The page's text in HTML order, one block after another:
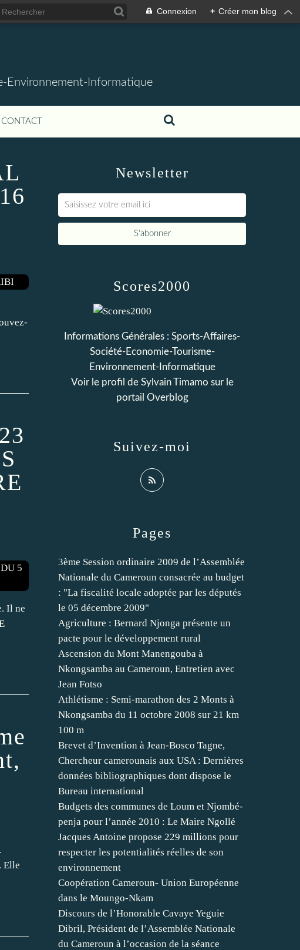
Connexion + Créer mon blog
Environnement-Informatique
CONTACT
Il ne
Elle
Newsletter
Pages
3ème Session ordinaire 2009 de l’Assemblée
Nationale du Cameroun consacrée au budget
: "La fiscalité locale adoptée par les députés
le 05 décembre 2009"
Agriculture : Bernard Njonga présente un
pacte pour le développement rural
Ascension du Mont Manengouba à
Nkongsamba au Cameroun, Entretien avec
Jean Fotso
Athlétisme : Semi-marathon des 2 Monts à
Nkongsamba du 11 octobre 2008 sur 21 km
100 m
Brevet d’Invention à Jean-Bosco Tagne,
Chercheur camerounais aux USA : Dernières
données bibliographiques dont dispose le
Bureau international
Budgets des communes de Loum et Njombé-
penja pour l’année 2010 : Le Maire Ngollé
Jacques Antoine propose 229 millions pour
respecter les potentialités réelles de son
environnement
Coopération Cameroun- Union Européenne
dans le Moungo-Nkam
Discours de l’Honorable Cavaye Yeguie
Dibril, Président de l’Assemblée Nationale
du Cameroun à l’occasion de la séance
Scores2000
Informations Générales : Sports-Affaires-
Société-Economie-Tourisme-
Environnement-Informatique
Voir le profil de Sylvain Timamo sur le
portail Overblog
Suivez-moi